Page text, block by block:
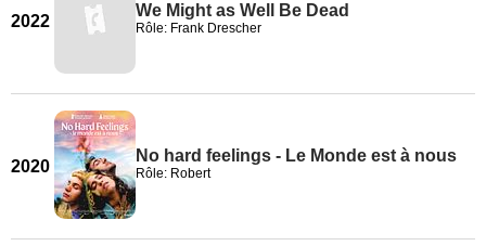
2022
We Might as Well Be Dead
Rôle: Frank Drescher
2020
No hard feelings - Le Monde est à nous
Rôle: Robert